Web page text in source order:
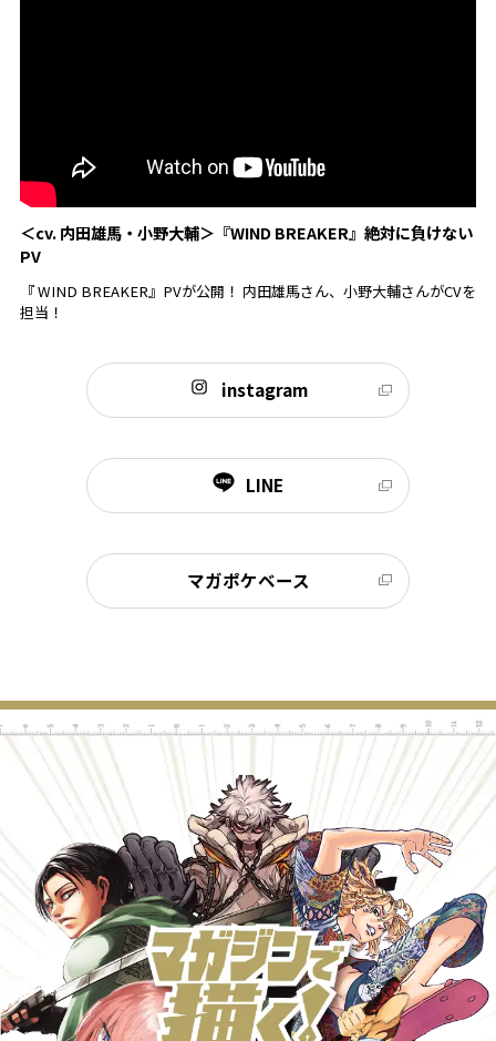
＜cv. 内田雄馬・小野大輔＞『WIND BREAKER』絶対に負けない
PV
『 WIND BREAKER』PVが公開！ 内田雄馬さん、小野大輔さんがCVを
担当！
instagram
LINE
マガポケベース